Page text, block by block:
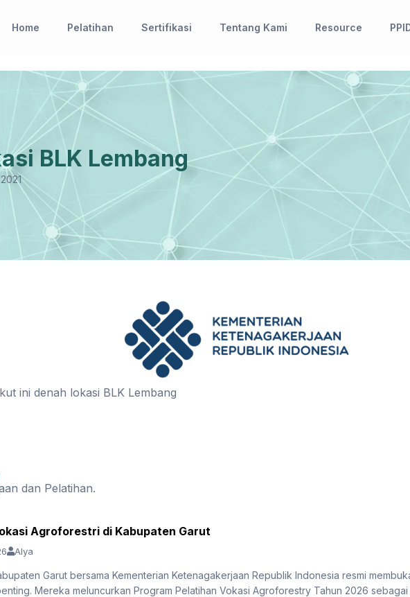
Home Pelatihan Sertifikasi Tentang Kami Resource
BLK Lembang
ini denah lokasi BLK Lembang
dan Pelatihan.
Agroforestri di Kabupaten Garut
Alya
Garut bersama Kementerian Ketenagakerjaan Republik Indonesia resmi
Mereka meluncurkan Program Pelatihan Vokasi Agroforestry Tahun 2026